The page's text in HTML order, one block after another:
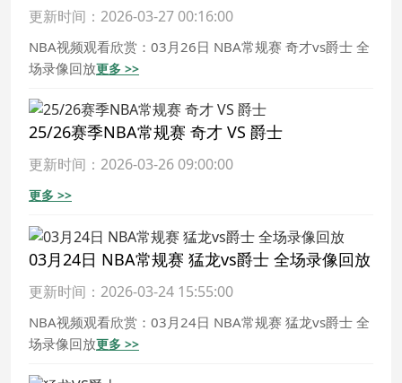
更新时间：2026-03-27 00:16:00
NBA视频观看欣赏：03月26日 NBA常规赛 奇才vs爵士 全
场录像回放更多 >>
25/26赛季NBA常规赛 奇才 VS 爵士
更新时间：2026-03-26 09:00:00
更多 >>
03月24日 NBA常规赛 猛龙vs爵士 全场录像回放
更新时间：2026-03-24 15:55:00
NBA视频观看欣赏：03月24日 NBA常规赛 猛龙vs爵士 全
场录像回放更多 >>